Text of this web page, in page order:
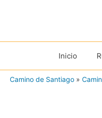
contenido
Inicio
Camino de Santiago »